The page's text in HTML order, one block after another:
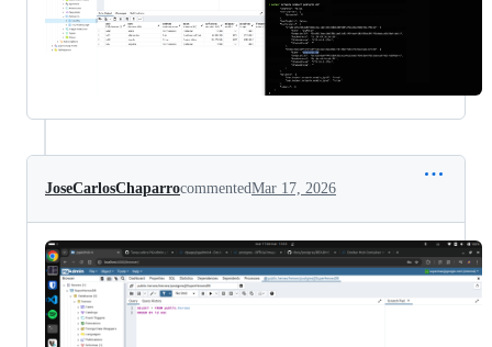
JoseCarlosChaparrocommentedMar 17, 2026